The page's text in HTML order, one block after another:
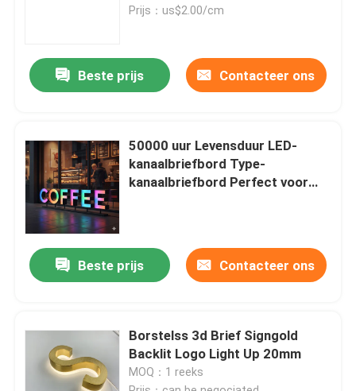
Fabrieksreis
Contacteer ons
Verzoek om een Citaat
3d brieventeken
Het teken van de kanaalbrief
Backlit Brieventeken
Prijs：us$2.00/cm
Beste prijs Contacteer ons
50000 uur Levensduur LED-
kanaalbriefbord Type-
kanaalbriefbord Perfect voor
Beste prijs Contacteer ons
Borstelss 3d Brief Signgold
Backlit Logo Light Up 20mm
MOQ：1 reeks